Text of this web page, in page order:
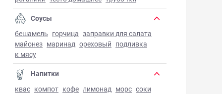
Соусы
бешамель горчица заправки для салата
майонез маринад ореховый подливка
к мясу
Напитки
квас компот кофе лимонад морс соки